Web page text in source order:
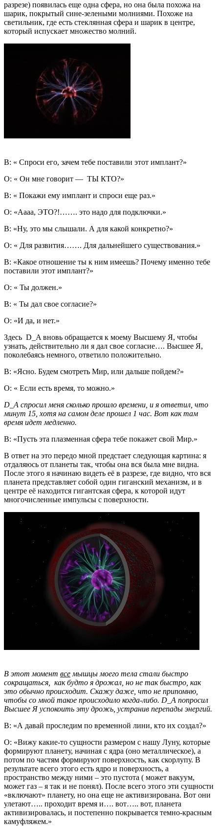
разрезе) появилась еще одна сфера, но она была похожа на
шарик, покрытый сине-зелеными молниями. Похоже на
светильник, где есть стеклянная сфера и шарик в центре,
который испускает множество молний.
В: « Спроси его, зачем тебе поставили этот имплант?»
О: « Он мне говорит — ТЫ КТО?»
В: « Покажи ему имплант и спроси еще раз.»
О: «Аааа, ЭТО?!……. это надо для подключки.»
В: «Ну, это мы слышали. А для какой конкретно?»
О: « Для развития……. Для дальнейшего существования.»
В: «Какое отношение ты к ним имеешь? Почему именно тебе
поставили этот имплант?»
О: « Ты должен.»
В: « Ты дал свое согласие?»
О: «И да, и нет.»
Здесь D_A вновь обращается к моему Высшему Я, чтобы
узнать, действительно ли я дал свое согласие…. Высшее Я,
поколебаясь немного, ответило положительно.
В: «Ясно. Будем смотреть Мир, или дальше пойдем?»
О: « Если есть время, то можно.»
D_A спросил меня сколько прошло времени, и я ответил, что
минут 15, хотя на самом деле прошел 1 час. Вот как там
время идет медленно.
В: «Пусть эта плазменная сфера тебе покажет свой Мир.»
В ответ на это передо мной предстает следующая картина: я
отдаляюсь от планеты так, чтобы она вся была мне видна.
После этого я начинаю видеть её в разрезе, где видно, что вся
планета представляет собой один гиганский механизм, и в
центре её находится гигантская сфера, к которой идут
многочисленные импульсы с поверхности.
В этот момент все мышцы моего тела стали быстро
сокращаться, как будто я дрожал, но не так быстро, как
это обычно происходит. Скажу даже, что не припомню,
чтобы со мной такое происходило когда-либо. D_A попросил
Высшее Я успокоить эту дрожь, устранив перепады энергий.
В: «А давай проследим по временной лини, кто их создал?»
О: «Вижу какие-то сущности размером с нашу Луну, которые
формируют планету, начиная с ядра (оно металлическое), а
потом по частям формируют поверхность, как скорлупу. В
результате всего этого есть ядро и поверхность, а
пространство между ними – это пустота ( может вакуум,
может газ – я так и не понял). После всего этого эти сущности
«включают» планету, но она еще не активизирована. Вот они
улетают….. проходит время и…. вот….. вот, планета
активизировалась, и постепенно покрывается темно-красным
камуфляжем.»